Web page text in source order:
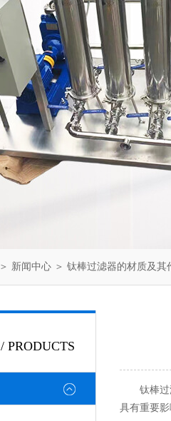
＞ 新闻中心 ＞ 钛棒过滤器的材质及其
/ PRODUCTS
钛棒过滤
具有重要